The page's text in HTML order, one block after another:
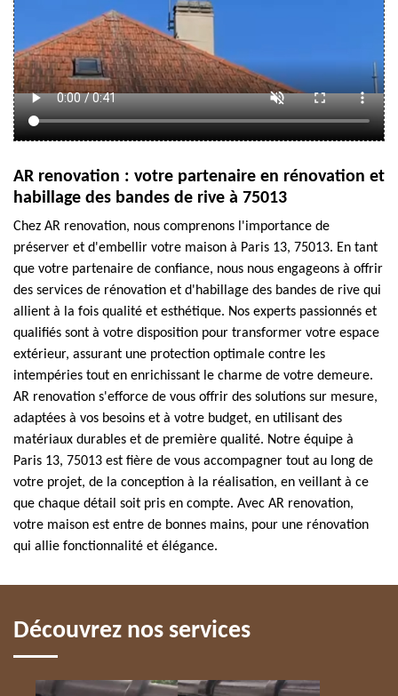
AR renovation : votre partenaire en rénovation et
habillage des bandes de rive à 75013
Chez AR renovation, nous comprenons l'importance de
préserver et d'embellir votre maison à Paris 13, 75013. En tant
que votre partenaire de confiance, nous nous engageons à offrir
des services de rénovation et d'habillage des bandes de rive qui
allient à la fois qualité et esthétique. Nos experts passionnés et
qualifiés sont à votre disposition pour transformer votre espace
extérieur, assurant une protection optimale contre les
intempéries tout en enrichissant le charme de votre demeure.
AR renovation s'efforce de vous offrir des solutions sur mesure,
adaptées à vos besoins et à votre budget, en utilisant des
matériaux durables et de première qualité. Notre équipe à
Paris 13, 75013 est fière de vous accompagner tout au long de
votre projet, de la conception à la réalisation, en veillant à ce
que chaque détail soit pris en compte. Avec AR renovation,
votre maison est entre de bonnes mains, pour une rénovation
qui allie fonctionnalité et élégance.
Découvrez nos services